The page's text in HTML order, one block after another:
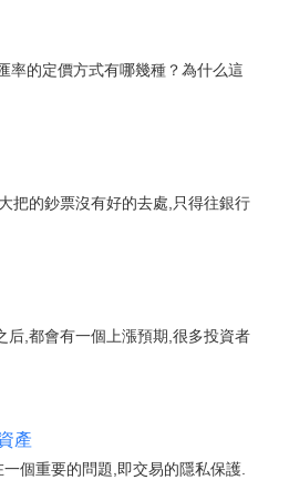
率的定價方式有哪幾種？為什么這
把的鈔票沒有好的去處,只得往銀行
后,都會有一個上漲預期,很多投資者
產
個重要的問題,即交易的隱私保護.